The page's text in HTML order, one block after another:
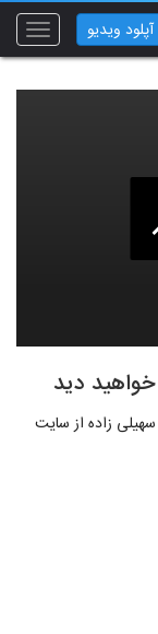
Toggle
آپلود ویدیو
دید
زاده از سایت